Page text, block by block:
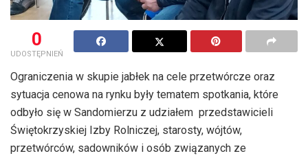
0
UDOSTĘPNIEŃ
Ograniczenia w skupie jabłek na cele przetwórcze oraz
sytuacja cenowa na rynku były tematem spotkania, które
odbyło się w Sandomierzu z udziałem przedstawicieli
Świętokrzyskiej Izby Rolniczej, starosty, wójtów,
przetwórców, sadowników i osób związanych ze